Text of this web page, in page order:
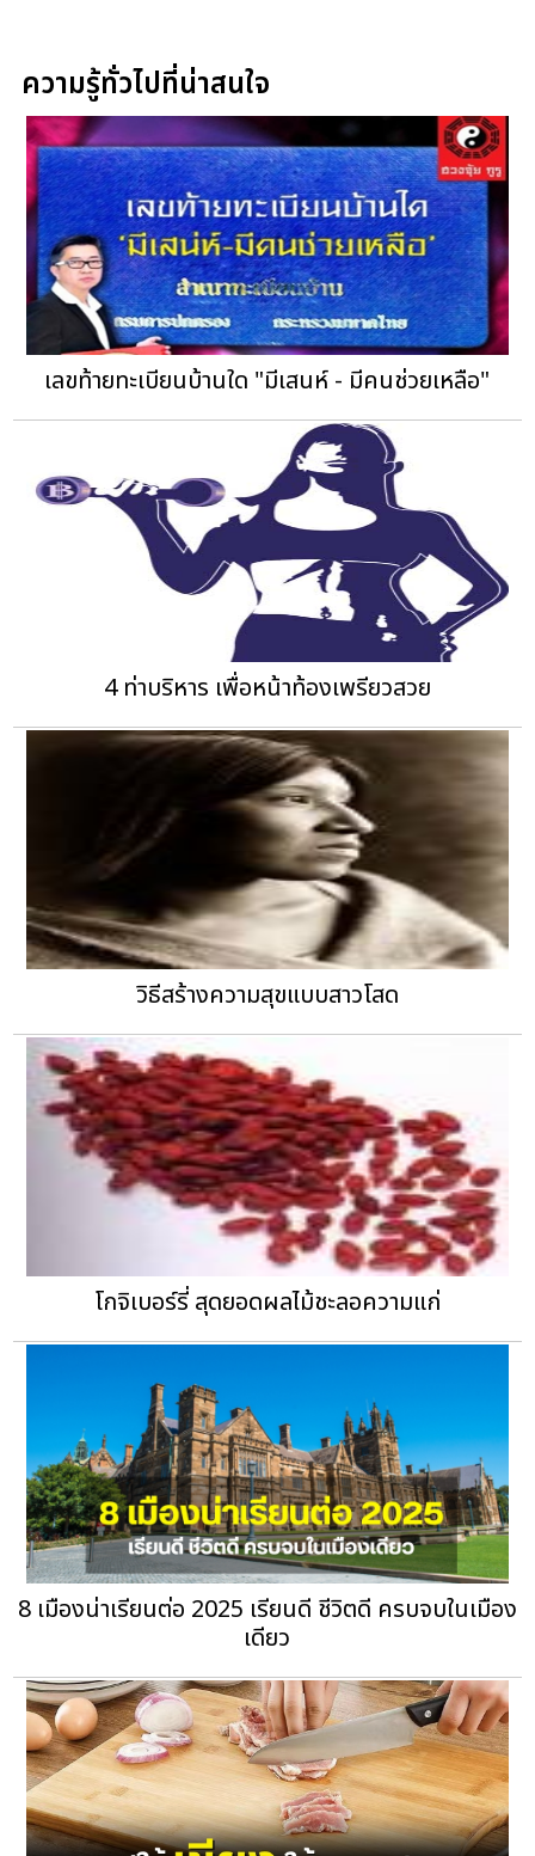
ความรู้ทั่วไปที่น่าสนใจ
เลขท้ายทะเบียนบ้านใด "มีเสนห์ - มีคนช่วยเหลือ"
4 ท่าบริหาร เพื่อหน้าท้องเพรียวสวย
วิธีสร้างความสุขแบบสาวโสด
โกจิเบอร์รี่ สุดยอดผลไม้ชะลอความแก่
8 เมืองน่าเรียนต่อ 2025 เรียนดี ชีวิตดี ครบจบในเมือง
เดียว